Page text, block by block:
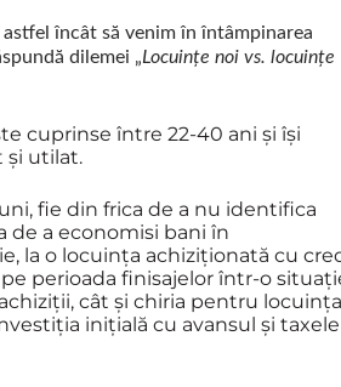
încât să venim în întâmpinarea
dilemei „Locuințe noi vs. locuințe
cuprinse între 22-40 ani și își
și utilat.
fie din frica de a nu identifica
de a economisi bani în
la o locuința achiziționată cu
perioada finisajelor într-o
cât și chiria pentru locuința
inițială cu avansul și taxele